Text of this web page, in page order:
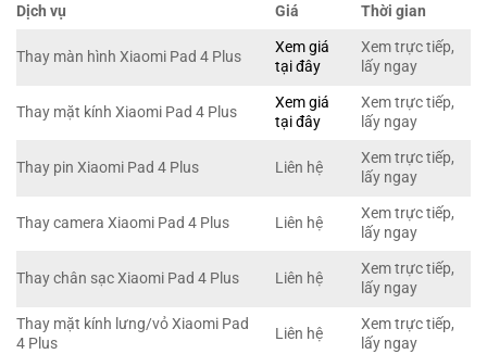
Dịch vụ Giá Thời gian
Thay màn hình Xiaomi Pad 4 Plus
Xem giá
tại đây
Xem trực tiếp,
lấy ngay
Thay mặt kính Xiaomi Pad 4 Plus
Xem giá
tại đây
Xem trực tiếp,
lấy ngay
Thay pin Xiaomi Pad 4 Plus Liên hệ
Xem trực tiếp,
lấy ngay
Thay camera Xiaomi Pad 4 Plus Liên hệ
Xem trực tiếp,
lấy ngay
Thay chân sạc Xiaomi Pad 4 Plus Liên hệ
Xem trực tiếp,
lấy ngay
Thay mặt kính lưng/vỏ Xiaomi Pad
4 Plus
Liên hệ
Xem trực tiếp,
lấy ngay